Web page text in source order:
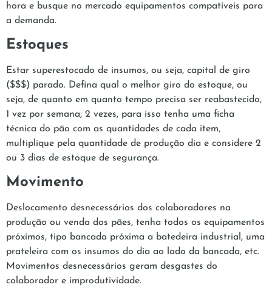
hora e busque no mercado equipamentos compatíveis para
a demanda.
Estoques
Estar superestocado de insumos, ou seja, capital de giro
($$$) parado. Defina qual o melhor giro do estoque, ou
seja, de quanto em quanto tempo precisa ser reabastecido,
1 vez por semana, 2 vezes, para isso tenha uma ficha
técnica do pão com as quantidades de cada item,
multiplique pela quantidade de produção dia e considere 2
ou 3 dias de estoque de segurança.
Movimento
Deslocamento desnecessários dos colaboradores na
produção ou venda dos pães, tenha todos os equipamentos
próximos, tipo bancada próxima a batedeira industrial, uma
prateleira com os insumos do dia ao lado da bancada, etc.
Movimentos desnecessários geram desgastes do
colaborador e improdutividade.